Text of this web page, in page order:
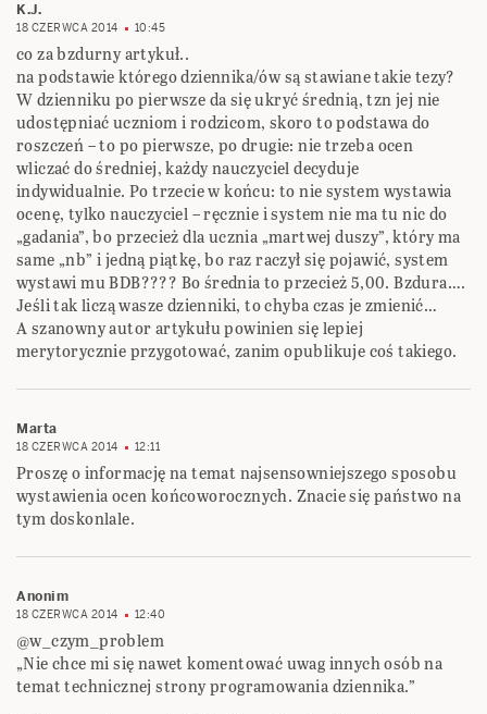
K.J.
18 CZERWCA 2014 10:45
co za bzdurny artykuł..
na podstawie którego dziennika/ów są stawiane takie tezy?
W dzienniku po pierwsze da się ukryć średnią, tzn jej nie
udostępniać uczniom i rodzicom, skoro to podstawa do
roszczeń – to po pierwsze, po drugie: nie trzeba ocen
wliczać do średniej, każdy nauczyciel decyduje
indywidualnie. Po trzecie w końcu: to nie system wystawia
ocenę, tylko nauczyciel – ręcznie i system nie ma tu nic do
„gadania”, bo przecież dla ucznia „martwej duszy”, który ma
same „nb” i jedną piątkę, bo raz raczył się pojawić, system
wystawi mu BDB???? Bo średnia to przecież 5,00. Bzdura….
Jeśli tak liczą wasze dzienniki, to chyba czas je zmienić…
A szanowny autor artykułu powinien się lepiej
merytorycznie przygotować, zanim opublikuje coś takiego.
Marta
18 CZERWCA 2014 12:11
Proszę o informację na temat najsensowniejszego sposobu
wystawienia ocen końcoworocznych. Znacie się państwo na
tym doskonlale.
Anonim
18 CZERWCA 2014 12:40
@w_czym_problem
„Nie chce mi się nawet komentować uwag innych osób na
temat technicznej strony programowania dziennika.”